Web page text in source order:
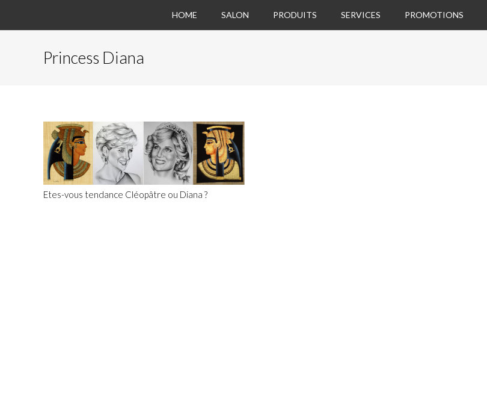
HOME SALON PRODUITS SERVICES PROMOTIONS
Princess Diana
Etes-vous tendance Cléopâtre ou Diana ?